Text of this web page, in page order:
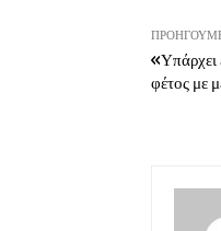
«Υπάρχει
φέτος με